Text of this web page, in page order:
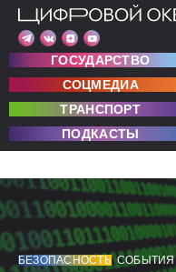
ГОСУДАРСТВО
СОЦМЕДИА
ТРАНСПОРТ
ПОДКАСТЫ
БЕЗОПАСНОСТЬ СОБЫТИЯ